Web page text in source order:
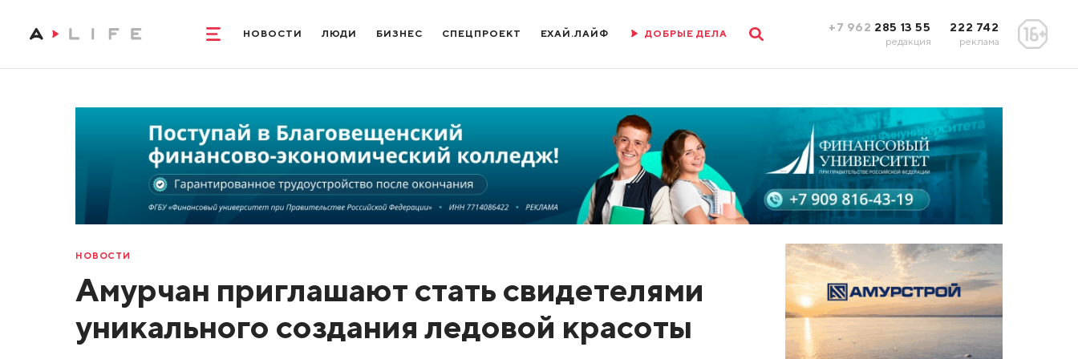
НОВОСТИ ЛЮДИ БИЗНЕС СПЕЦПРОЕКТ ЕХАЙ.ЛАЙФ ДОБРЫЕ ДЕЛА +7 962 285 13 55
редакция
222 742
реклама
НОВОСТИ
Амурчан приглашают стать свидетелями
уникального создания ледовой красоты